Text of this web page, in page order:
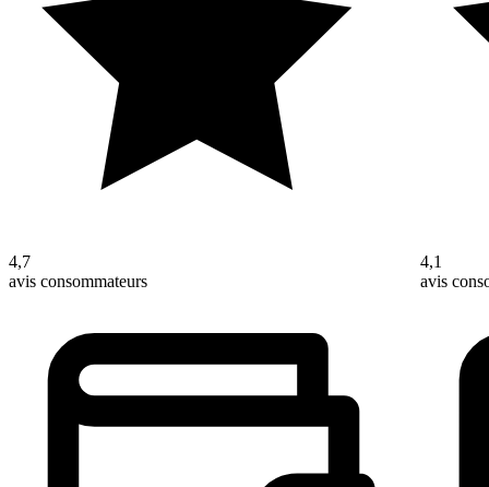
4,7
avis consommateurs
4,1
avis